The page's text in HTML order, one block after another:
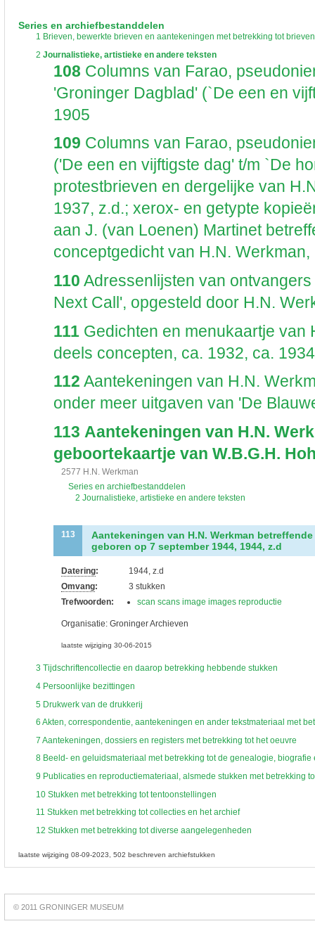
Bij het zoeken in de inventaris wordt de hiërarchie gevolgd. De rubrieken in
Series en archiefbestanddelen
1 Brieven, bewerkte brieven en aantekeningen met betrekking tot brieven
2 Journalistieke, artistieke en andere teksten
108 Columns van Farao,
'Groninger Dagblad' (`De een en
1905
109 Columns van Farao,
('De een en vijftigste dag' t/m `De
protestbrieven en dergelijke van
1937, z.d.; xerox- en getypte
aan J. (van Loenen) Martinet
conceptgedicht van H.N.
110 Adressenlijsten van
Next Call', opgesteld door H.N.
111Gedichten en menukaartje van
deels concepten, ca. 1932, ca.
112 Aantekeningen van H.N.
onder meer uitgaven van 'De
113 Aantekeningen van H.N.
geboortekaartje van W.B.G.H.
2577 H.N. Werkman
Series en archiefbestanddelen
2 Journalistieke, artistieke en andere teksten
113
Aantekeningen van H.N. Werkman
geboren op 7 september 1944, 1944, z.d
Datering:
1944, z.d
Omvang:
3 stukken
Trefwoorden:
scan scans image images reproductie
Organisatie: Groninger Archieven
laatste wijziging 30-06-2015
3 Tijdschriftencollectie en daarop betrekking hebbende stukken
4Persoonlijke bezittingen
5Drukwerk van de drukkerij
6 Akten, correspondentie, aantekeningen en ander tekstmateriaal met
7 Aantekeningen, dossiers en registers met betrekking tot het oeuvre
8Beeld- en geluidsmateriaal met betrekking tot de genealogie,
9 Publicaties en reproductiemateriaal, alsmede stukken met betrekking
10Stukken met betrekking tot tentoonstellingen
11 Stukken met betrekking tot collecties en het archief
12 Stukken met betrekking tot diverse aangelegenheden
laatste wijziging 08-09-2023 502 beschreven archiefstukken
Best
online© 2011 GRONINGER MUSEUM